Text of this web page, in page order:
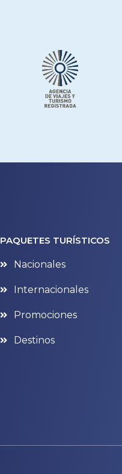
PAQUETES TURÍSTICOS
Nacionales
Internacionales
Promociones
Destinos